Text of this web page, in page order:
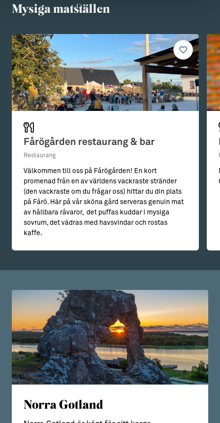
Mysiga matställen
Fårögården restaurang & bar
Restaurang
Välkommen till oss på Fårögården! En kort
promenad från en av världens vackraste stränder
(den vackraste om du frågar oss) hittar du din plats
på Fårö. Här på vår sköna gård serveras genuin mat
av hållbara råvaror, det puffas kuddar i mysiga
sovrum, det vädras med havsvindar och rostas
kaffe.
Norra Gotland